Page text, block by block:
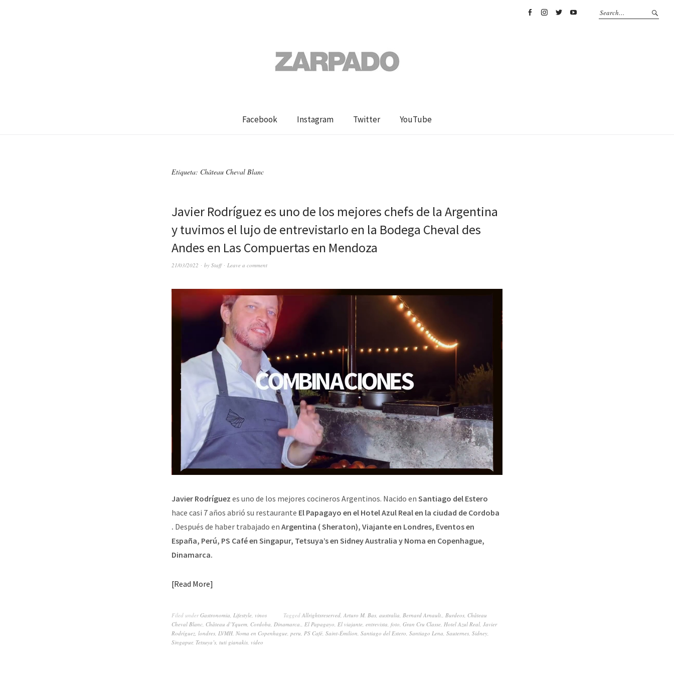
Facebook Instagram Twitter YouTube
Etiqueta: Château Cheval Blanc
Javier Rodríguez es uno de los mejores chefs de la Argentina
y tuvimos el lujo de entrevistarlo en la Bodega Cheval des
Andes en Las Compuertas en Mendoza
21/03/2022 by Staff Leave a comment
Javier Rodríguez es uno de los mejores cocineros Argentinos. Nacido en Santiago del Estero
hace casi 7 años abrió su restaurante El Papagayo en el Hotel Azul Real en la ciudad de Cordoba
. Después de haber trabajado en Argentina ( Sheraton), Viajante en Londres, Eventos en
España, Perú, PS Café en Singapur, Tetsuya’s en Sidney Australia y Noma en Copenhague,
Dinamarca.
Read More
Filed underGastronomia, Lifestyle, vinos Tagged Allrightsreserved, Arturo M. Bas, australia, Bernard Arnault., Burdeos, Château
Cheval Blanc, Château d’Yquem, Cordoba, Dinamarca., El Papagayo, El viajante, entrevista, foto, Gran Cru Classe, Hotel Azul Real, Javier
Rodríguez, londres, LVMH, Noma en Copenhague, peru, PS Café, Saint-Émilion, Santiago del Estero, Santiago Lena, Sauternes, Sidney,
Singapur, Tetsuya’s, tuti gianakis, video